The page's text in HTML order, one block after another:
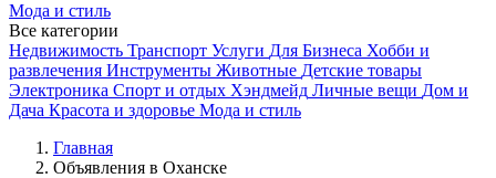
Мода и стиль
Все категории
Недвижимость Транспорт Услуги Для Бизнеса Хобби и
развлечения Инструменты Животные Детские товары
Электроника Спорт и отдых Хэндмейд Личные вещи Дом и
Дача Красота и здоровье Мода и стиль
Главная
Объявления в Оханске